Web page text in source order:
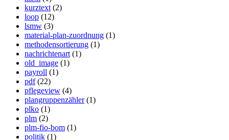
kurztext (2)
loop (12)
lsmw (3)
material-plan-zuordnung (1)
methodensortierung (1)
nachrichtenart (1)
old_image (1)
payroll (1)
pdf (22)
pflegeview (4)
plangruppenzähler (1)
plko (1)
plm (2)
plm-fio-bom (1)
politik (1)